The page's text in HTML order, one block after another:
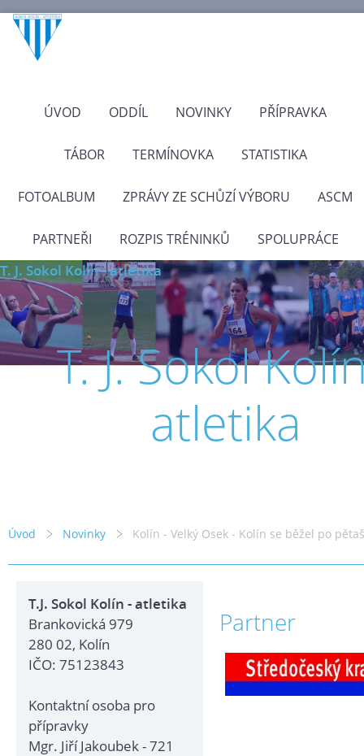
ÚVOD ODDÍL NOVINKY PŘÍPRAVKA
TÁBOR TERMÍNOVKA STATISTIKA
FOTOALBUM ZPRÁVY ZE SCHŮZÍ VÝBORU ASCM
PARTNEŘI ROZPIS TRÉNINKŮ SPOLUPRÁCE
T. J. Sokol Kolín - atletika
T. J. Sokol
atletika
Úvod Novinky Kolín - Velký Osek - Kolín se běžel po
T.J. Sokol Kolín - atletika
Brankovická 979
280 02, Kolín
IČO: 75123843
Kontaktní osoba pro
přípravky
Mgr. Jiří Jakoubek - 721
Partner